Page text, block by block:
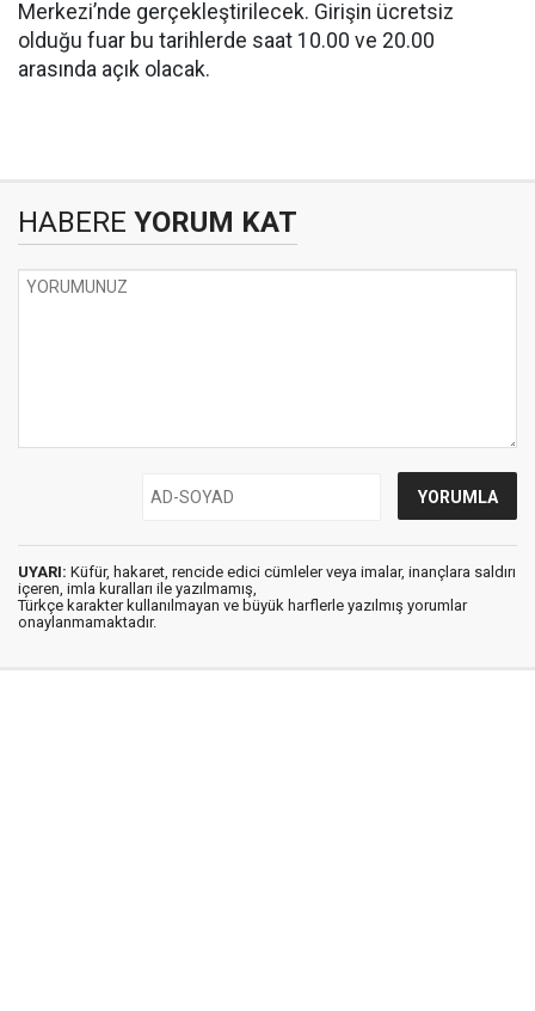
Merkezi’nde gerçekleştirilecek. Girişin ücretsiz
olduğu fuar bu tarihlerde saat 10.00 ve 20.00
arasında açık olacak.
HABERE YORUM KAT
UYARI: Küfür, hakaret, rencide edici cümleler veya imalar, inançlara saldırı
içeren, imla kuralları ile yazılmamış,
Türkçe karakter kullanılmayan ve büyük harflerle yazılmış yorumlar
onaylanmamaktadır.